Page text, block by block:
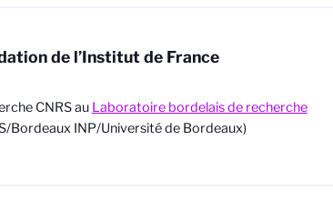
de l’Institut de France
CNRS au Laboratoire bordelais de recherche
Bordeaux INP/Université de Bordeaux)